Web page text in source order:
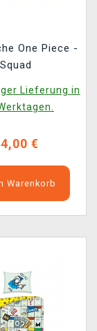
One Piece -
Squad
Lieferung in
€
Warenkorb